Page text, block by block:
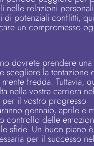
nelle relazioni
di potenziali conflitti,
un compromesso
dovrete prendere
scegliere la tentazione
fredda. Tuttavia,
nella vostra carriera
il vostro progresso
gennaio, aprile e
controllo delle
sfide. Un buon piano
per il successo